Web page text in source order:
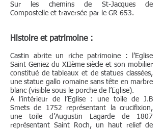
Sur les chemins de St-Jacques de
Compostelle et traversée par le GR 653.
Histoire et patrimoine :
Castin abrite un riche patrimoine : l’Eglise
Saint Geniez du XIIème siècle et son mobilier
constitué de tableaux et de statues classées,
une statue gallo romaine sans tête en marbre
blanc (visible sous le porche de l’Eglise).
A l’intérieur de l’Eglise : une toile de J.B
Smets de 1752 représentant la crucifixion,
une toile d’Augustin Lagarde de 1807
représentant Saint Roch, un haut relief de